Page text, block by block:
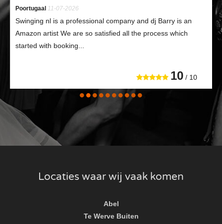
Poortugaal 11-07-2026
Swinging nl is a professional company and dj Barry is an
Amazon artist We are so satisfied all the process which
started with booking...
10 / 10
Locaties waar wij vaak komen
Abel
Te Werve Buiten